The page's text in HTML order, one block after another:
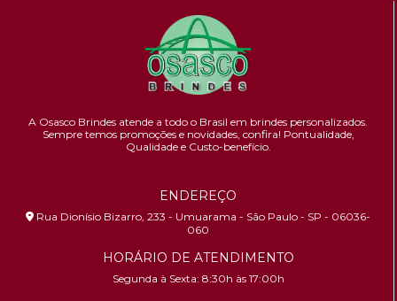
A Osasco Brindes atende a todo o Brasil em brindes personalizados.
Sempre temos promoções e novidades, confira! Pontualidade,
Qualidade e Custo-benefício.
ENDEREÇO
Rua Dionísio Bizarro, 233 - Umuarama - São Paulo - SP - 06036-
060
HORÁRIO DE ATENDIMENTO
Segunda à Sexta: 8:30h às 17:00h